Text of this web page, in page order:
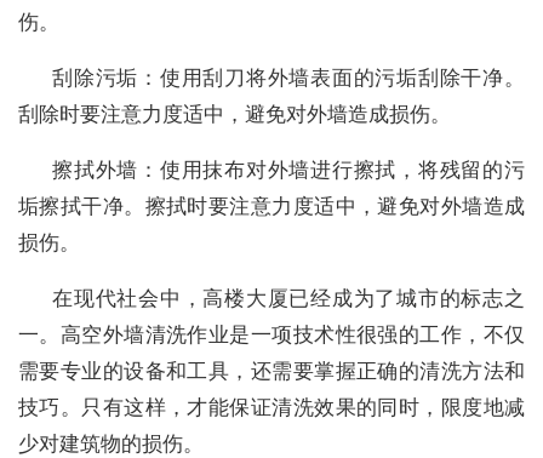
伤。
刮除污垢：使用刮刀将外墙表面的污垢刮除干净。
刮除时要注意力度适中，避免对外墙造成损伤。
擦拭外墙：使用抹布对外墙进行擦拭，将残留的污
垢擦拭干净。擦拭时要注意力度适中，避免对外墙造成
损伤。
在现代社会中，高楼大厦已经成为了城市的标志之
一。高空外墙清洗作业是一项技术性很强的工作，不仅
需要专业的设备和工具，还需要掌握正确的清洗方法和
技巧。只有这样，才能保证清洗效果的同时，限度地减
少对建筑物的损伤。